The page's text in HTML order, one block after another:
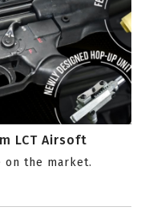
LCT Airsoft
on the market.